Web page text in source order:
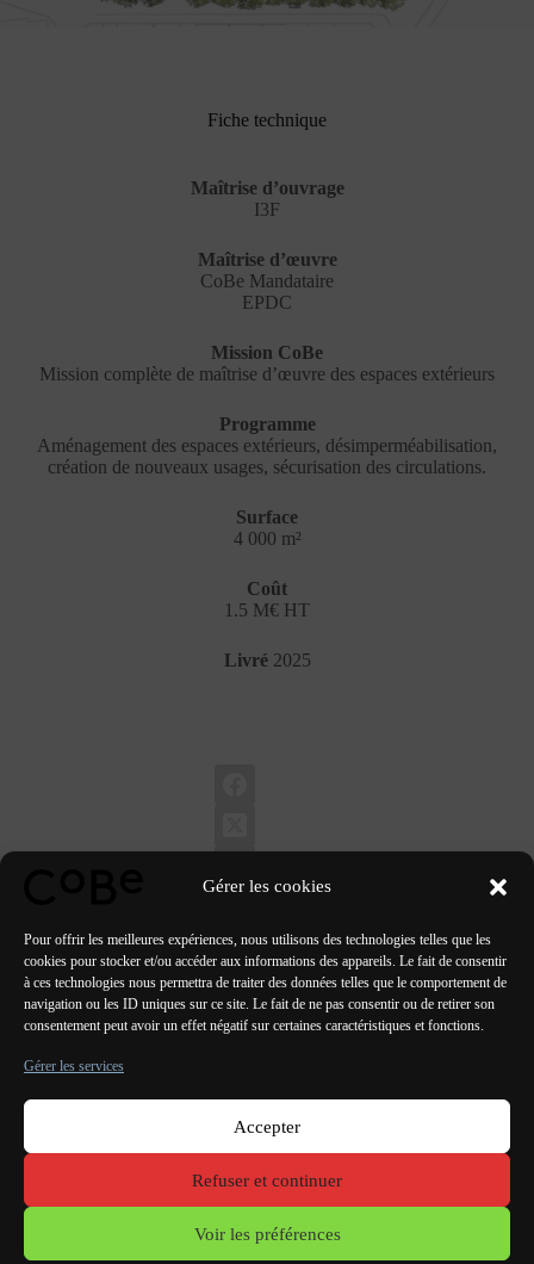
Gérer les cookies
Pour offrir les meilleures expériences, nous utilisons des technologies telles que les
cookies pour stocker et/ou accéder aux informations des appareils. Le fait de consentir
à ces technologies nous permettra de traiter des données telles que le comportement de
navigation ou les ID uniques sur ce site. Le fait de ne pas consentir ou de retirer son
consentement peut avoir un effet négatif sur certaines caractéristiques et fonctions.
Gérer les services
Accepter
Refuser et continuer
Voir les préférences
Fiche technique
Maîtrise d’ouvrage
I3F
Maîtrise d’œuvre
CoBe Mandataire
EPDC
Mission CoBe
Mission complète de maîtrise d’œuvre des espaces extérieurs
Programme
Aménagement des espaces extérieurs, désimperméabilisation,
création de nouveaux usages, sécurisation des circulations.
Surface
4 000 m²
Coût
1.5 M€ HT
Livré 2025
PRÉCÉDENT SUIVANT
Lorient Porto Lisbonne Valencia
Mentionslégales